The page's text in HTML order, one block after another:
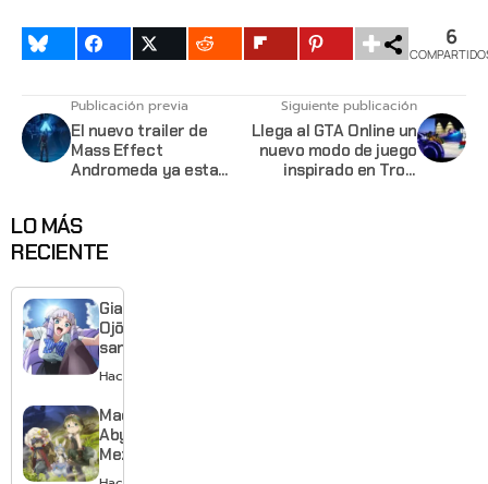
6
Publicación previa
El nuevo trailer de
Mass Effect
Andromeda ya esta
Siguiente publicación
Llega al GTA Online un
nuevo modo de juego
inspirado en Tron,
LO MÁS
RECIENTE
Giant
Ojō-
sama
revela
visual y
confirma
estreno
para
enero de
Hace 1 día
Made in
Abyss:
Mezameru
Shinpi